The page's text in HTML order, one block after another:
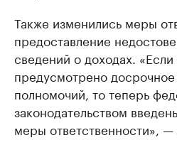
Также изменились меры
предоставление
сведений о доходах.
предусмотрено
полномочий, то теперь
законодательством
меры ответственности», —